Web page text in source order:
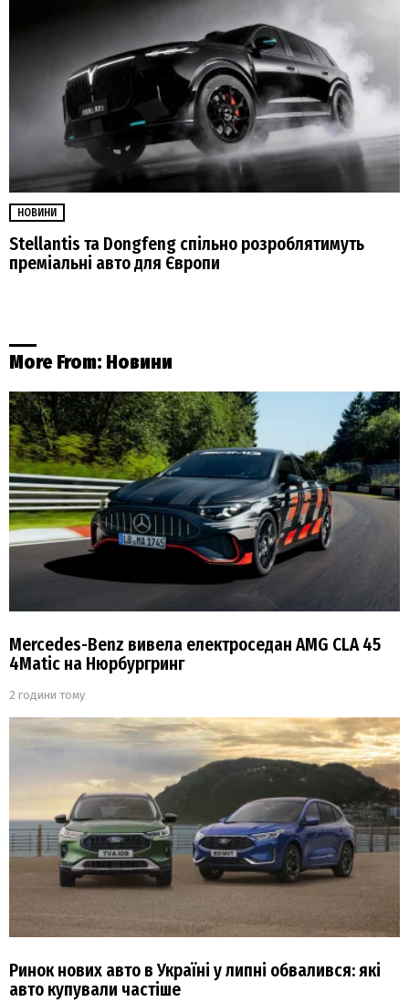
НОВИНИ
Stellantis та Dongfeng спільно розроблятимуть
преміальні авто для Європи
More From: Новини
Mercedes-Benz вивела електроседан AMG CLA 45
4Matic на Нюрбургринг
2 години тому
Ринок нових авто в Україні у липні обвалився: які
авто купували частіше